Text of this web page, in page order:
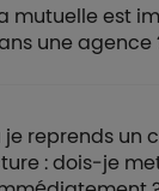
mutuelle est
une agence
je reprends un
: dois-je